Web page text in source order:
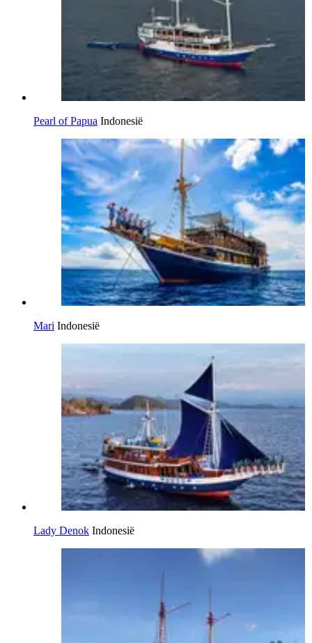
Pearl of Papua Indonesië
Mari Indonesië
Lady Denok Indonesië